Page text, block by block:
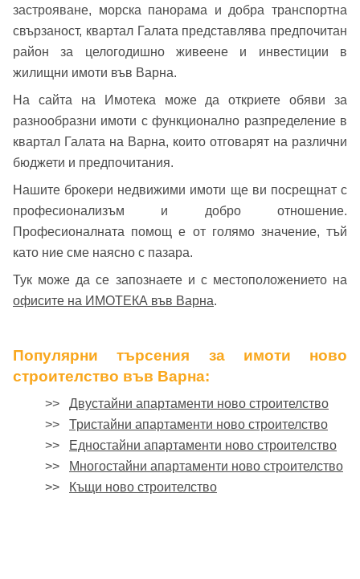
Вход с Google
Вход с Facebook
застрояване, морска панорама и добра транспортна
свързаност, квартал Галата представлява предпочитан
район за целогодишно живеене и инвестиции в
жилищни имоти във Варна.
На сайта на Имотека може да откриете обяви за
разнообразни имоти с функционално разпределение в
квартал Галата на Варна, които отговарят на различни
бюджети и предпочитания.
Нашите брокери недвижими имоти ще ви посрещнат с
професионализъм и добро отношение.
Професионалната помощ е от голямо значение, тъй
като ние сме наясно с пазара.
Тук може да се запознаете и с местоположението на
офисите на ИМОТЕКА във Варна.
Популярни търсения за имоти ново
строителство във Варна:
>> Двустайни апартаменти ново строителство
>> Тристайни апартаменти ново строителство
>>
Едностайни апартаменти ново строителство
>>
Многостайни апартаменти ново строителство
>>
Къщи ново строителство
Заяви оглед